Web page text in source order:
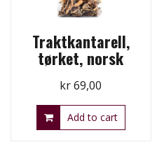
Traktkantarell,
tørket, norsk
kr69,00
Add to cart